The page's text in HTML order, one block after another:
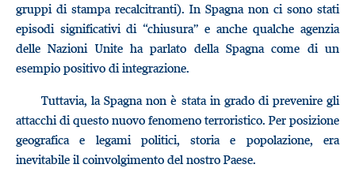
gruppi di stampa recalcitranti). In Spagna non ci sono stati
episodi significativi di “chiusura” e anche qualche agenzia
delle Nazioni Unite ha parlato della Spagna come di un
esempio positivo di integrazione.
Tuttavia, la Spagna non è stata in grado di prevenire gli
attacchi di questo nuovo fenomeno terroristico. Per posizione
geografica e legami politici, storia e popolazione, era
inevitabile il coinvolgimento del nostro Paese.